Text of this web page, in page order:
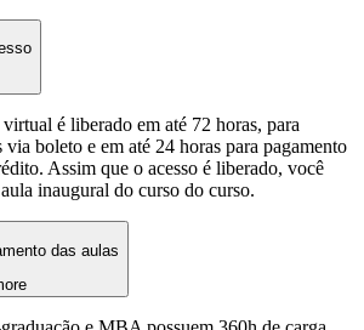
é liberado em até 72 horas, para
via boleto e em até 24 horas para pagamento
Assim que o acesso é liberado, você
inaugural do curso do curso.
das aulas